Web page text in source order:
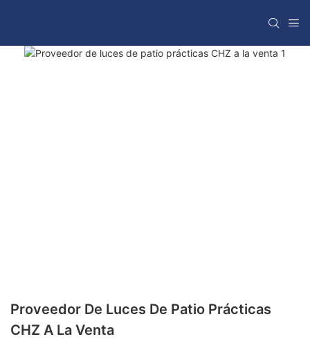
Proveedor De Luces De Patio Prácticas
CHZ A La Venta